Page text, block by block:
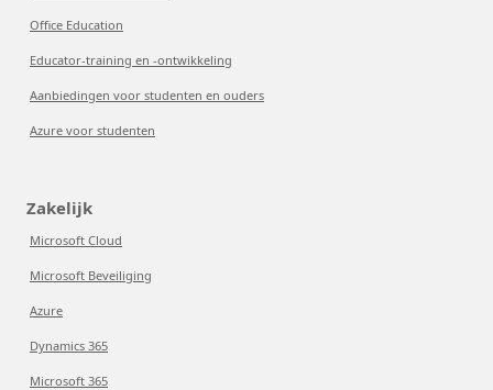
Office Education
Educator-training en -ontwikkeling
Aanbiedingen voor studenten en ouders
Azure voor studenten
Zakelijk
Microsoft Cloud
Microsoft Beveiliging
Azure
Dynamics 365
Microsoft 365